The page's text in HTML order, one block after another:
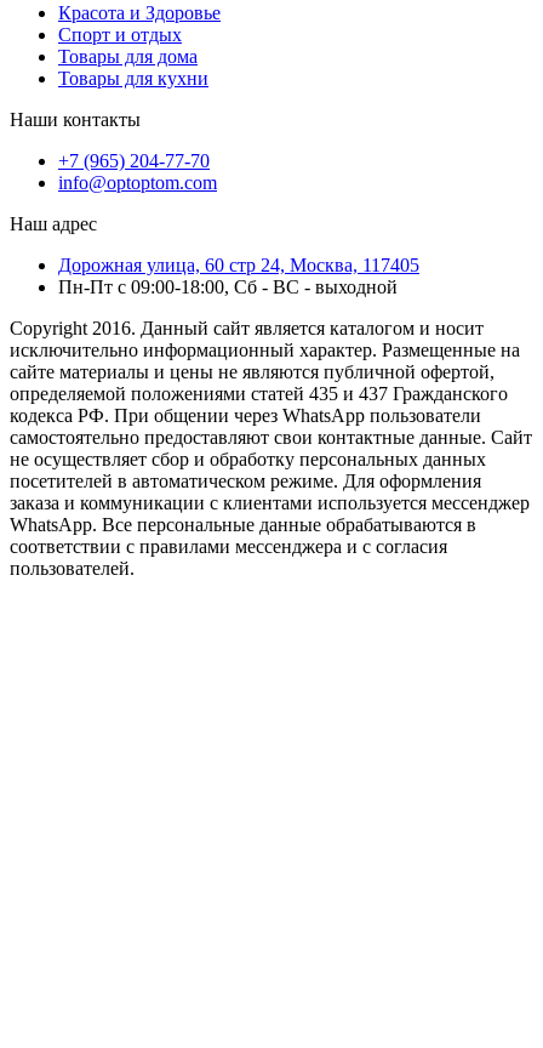
Красота и Здоровье
Спорт и отдых
Товары для дома
Товары для кухни
Наши контакты
+7 (965) 204-77-70
info@optoptom.com
Наш адрес
Дорожная улица, 60 стр 24, Москва, 117405
Пн-Пт с 09:00-18:00, Сб - ВС - выходной
Copyright 2016. Данный сайт является каталогом и носит
исключительно информационный характер. Размещенные на
сайте материалы и цены не являются публичной офертой,
определяемой положениями статей 435 и 437 Гражданского
кодекса РФ. При общении через WhatsApp пользователи
самостоятельно предоставляют свои контактные данные. Сайт
не осуществляет сбор и обработку персональных данных
посетителей в автоматическом режиме. Для оформления
заказа и коммуникации с клиентами используется мессенджер
WhatsApp. Все персональные данные обрабатываются в
соответствии с правилами мессенджера и с согласия
пользователей.